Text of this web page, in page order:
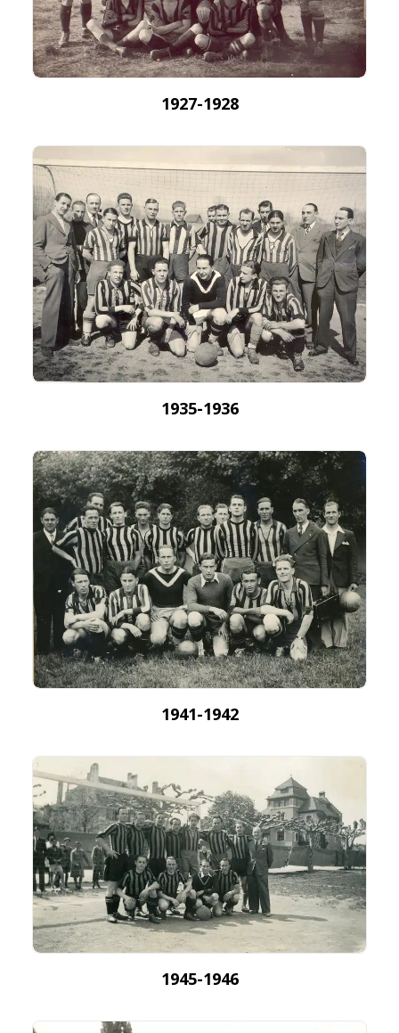
1927-1928
1935-1936
1941-1942
1945-1946